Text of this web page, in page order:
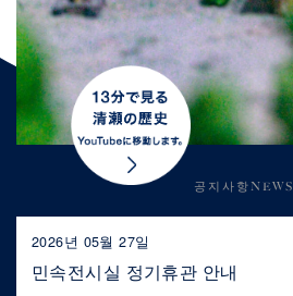
공지사항NEWS
민속전시실 정기휴관 안내
2026년 05월 27일